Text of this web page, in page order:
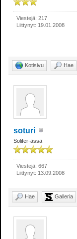
Viestejä: 217
Liittynyt: 19.01.2008
Kotisivu Hae
soturi
Solifer-ässä
Viestejä: 667
Liittynyt: 13.09.2008
Hae Galleria